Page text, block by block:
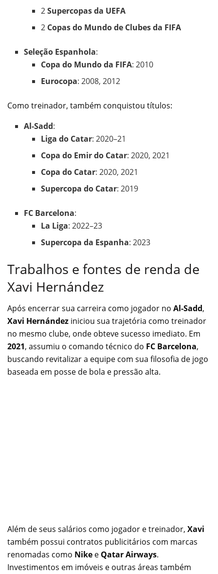
2Supercopas da UEFA
2 Copas do Mundo de Clubes da FIFA
Seleção Espanhola:
Copa do Mundo da FIFA: 2010
Eurocopa: 2008, 2012
Como treinador, também conquistou títulos:
Al-Sadd:
Liga do Catar: 2020–21
Copa do Emir do Catar: 2020, 2021
Copa do Catar: 2020, 2021
Supercopa do Catar: 2019
FC Barcelona:
La Liga: 2022–23
Supercopa da Espanha: 2023
Trabalhos e fontes de renda de
Xavi Hernández
Após encerrar sua carreira como jogador no Al-Sadd,
Xavi Hernández iniciou sua trajetória como treinador
no mesmo clube, onde obteve sucesso imediato. Em
2021, assumiu o comando técnico do FC Barcelona,
buscando revitalizar a equipe com sua filosofia de jogo
baseada em posse de bola e pressão alta.
Além de seus salários como jogador e treinador, Xavi
também possui contratos publicitários com marcas
renomadas como Nike e Qatar Airways.
Investimentos em imóveis e outras áreas também